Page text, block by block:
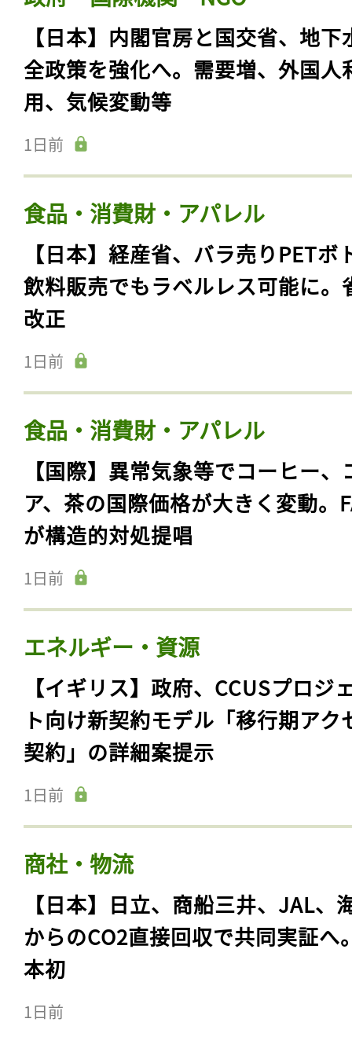
【日本】内閣官房と国交省、地下
全政策を強化へ。需要増、外国人
用、気候変動等
1日前
食品・消費財・アパレル
【日本】経産省、バラ売りPETボ
飲料販売でもラベルレス可能に。
改正
1日前
食品・消費財・アパレル
【国際】異常気象等でコーヒー、
ア、茶の国際価格が大きく変動。
が構造的対処提唱
1日前
エネルギー・資源
【イギリス】政府、CCUSプロジ
ト向け新契約モデル「移行期アク
契約」の詳細案提示
1日前
商社・物流
【日本】日立、商船三井、JAL、
からのCO2直接回収で共同実証へ
本初
1日前